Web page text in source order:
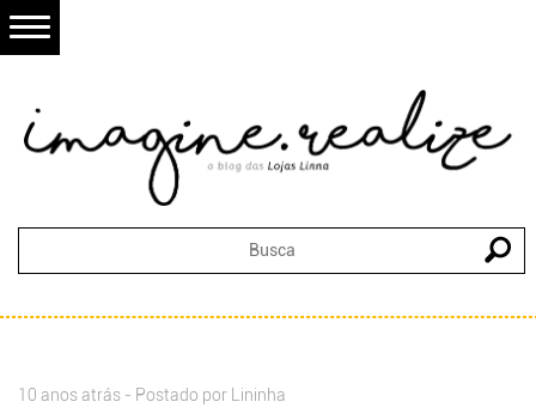
10 anos atrás - Postado por Lininha